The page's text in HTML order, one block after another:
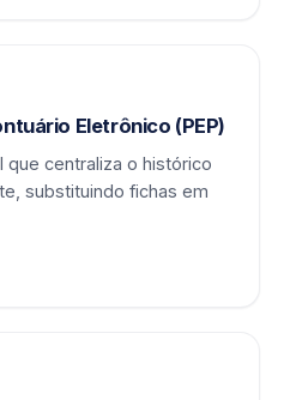
Eletrônico (PEP)
que centraliza o histórico
substituindo fichas em